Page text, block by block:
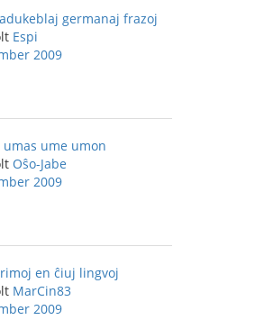
germanaj frazoj
Espi
2009
umas ume umon
Oŝo-Jabe
2009
en ĉiuj lingvoj
MarCin83
2009